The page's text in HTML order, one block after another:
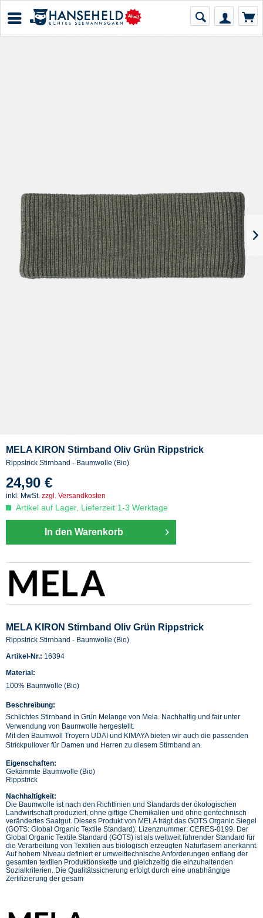
MELA KIRON Stirnband Oliv Grün Rippstrick
Rippstrick Stirnband - Baumwolle (Bio)
24,90 €
inkl. MwSt. zzgl. Versandkosten
Artikel auf Lager, Lieferzeit 1-3 Werktage
In den Warenkorb
MELA KIRON Stirnband Oliv Grün Rippstrick
Rippstrick Stirnband - Baumwolle (Bio)
Artikel-Nr.: 16394
Material:
100% Baumwolle (Bio)
Beschreibung:
Schlichtes Stirnband in Grün Melange von Mela. Nachhaltig und fair unter
Verwendung von Baumwolle hergestellt.
Mit den Baumwoll Troyern UDAI und KIMAYA bieten wir auch die passenden
Strickpullover für Damen und Herren zu diesem Stirnband an.
Eigenschaften:
Gekämmte Baumwolle (Bio)
Rippstrick
Nachhaltigkeit:
Die Baumwolle ist nach den Richtlinien und Standards der ökologischen
Landwirtschaft produziert, ohne giftige Chemikalien und ohne gentechnisch
verändertes Saatgut. Dieses Produkt von MELA trägt das GOTS Organic Siegel
(GOTS: Global Organic Textile Standard). Lizenznummer: CERES-0199. Der
Global Organic Textile Standard (GOTS) ist als weltweit führender Standard für
die Verarbeitung von Textilien aus biologisch erzeugten Naturfasern anerkannt.
Auf hohem Niveau definiert er umwelttechnische Anforderungen entlang der
gesamten textilen Produktionskette und gleichzeitig die einzuhaltenden
Sozialkriterien. Die Qualitätssicherung erfolgt durch eine unabhängige
Zertifizierung der gesam